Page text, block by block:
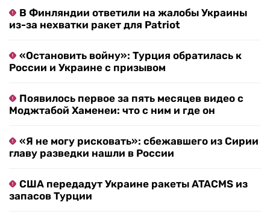
В Финляндии ответили на жалобы Украины
из-за нехватки ракет для Patriot
«Остановить войну»: Турция обратилась к
России и Украине с призывом
Появилось первое за пять месяцев видео с
Моджтабой Хаменеи: что с ним и где он
«Я не могу рисковать»: сбежавшего из Сирии
главу разведки нашли в России
США передадут Украине ракеты ATACMS из
запасов Турции